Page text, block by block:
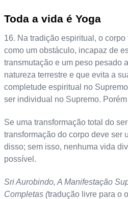
Toda a vida é Yoga
16. Na tradição espiritual, o
como um obstáculo, incapaz de
transmutação e um peso pesado
natureza terrestre e que evita a
completude espiritual no
ser individual no Supremo.
Se uma transformação total do
transformação do corpo deve ser
disso; sem isso, nenhuma vida
possível.
Sri Aurobindo, A Manifestação
Completas (tradução livre para o